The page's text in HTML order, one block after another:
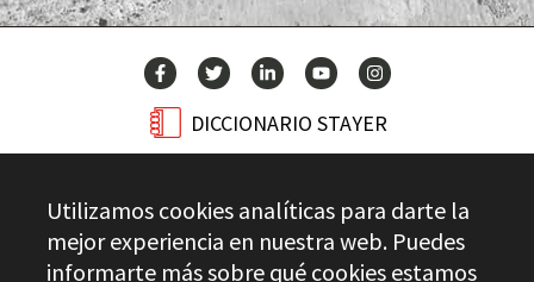
DICCIONARIO STAYER
CONTACTO
Utilizamos cookies analíticas para darte la
mejor experiencia en nuestra web. Puedes
informarte más sobre qué cookies estamos